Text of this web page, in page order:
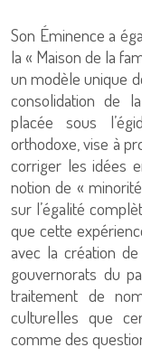
Son Éminence a
la « Maison de la
un modèle unique
consolidation de
placée sous
orthodoxe, vise à
corriger les idées
notion de «
sur l’égalité
que cette
avec la création
gouvernorats du
traitement de
culturelles que
comme des